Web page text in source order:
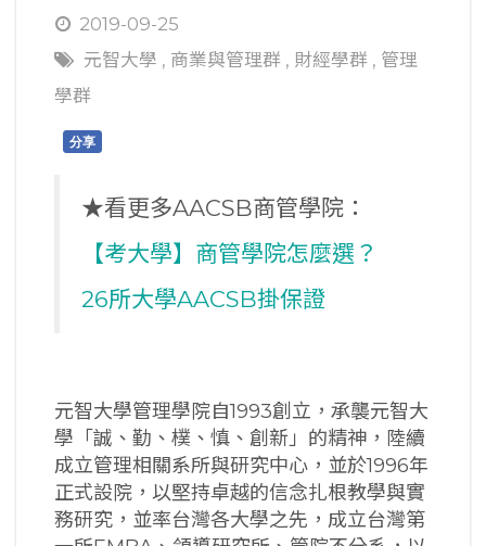
2019-09-25
元智大學 , 商業與管理群 , 財經學群 , 管理
學群
分享
★看更多AACSB商管學院：
【考大學】商管學院怎麼選？
26所大學AACSB掛保證
元智大學管理學院自1993創立，承襲元智大
學「誠、勤、樸、慎、創新」的精神，陸續
成立管理相關系所與研究中心，並於1996年
正式設院，以堅持卓越的信念扎根教學與實
務研究，並率台灣各大學之先，成立台灣第